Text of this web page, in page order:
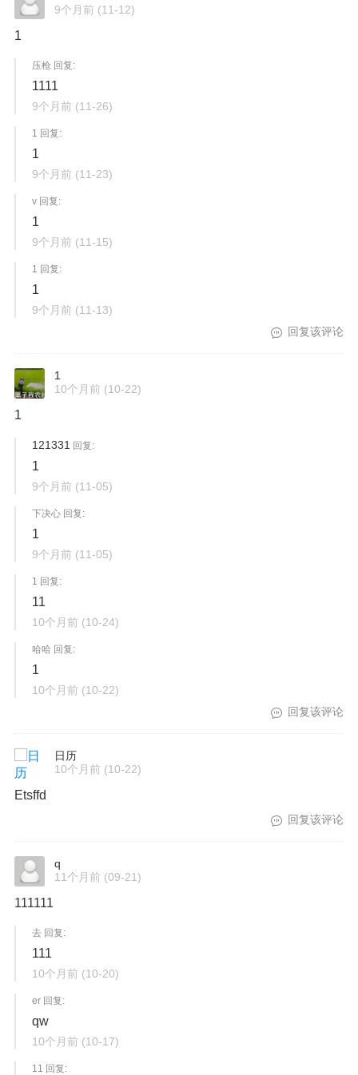
9个月前 (11-12)
1
压枪 回复:
1111
9个月前 (11-26)
1 回复:
1
9个月前 (11-23)
v 回复:
1
9个月前 (11-15)
1 回复:
1
9个月前 (11-13)
回复该评论
1
10个月前 (10-22)
1
121331 回复:
1
9个月前 (11-05)
下决心 回复:
1
9个月前 (11-05)
1 回复:
11
10个月前 (10-24)
哈哈 回复:
1
10个月前 (10-22)
回复该评论
日历
10个月前 (10-22)
Etsffd
回复该评论
q
11个月前 (09-21)
111111
去 回复:
111
10个月前 (10-20)
er 回复:
qw
10个月前 (10-17)
11 回复: